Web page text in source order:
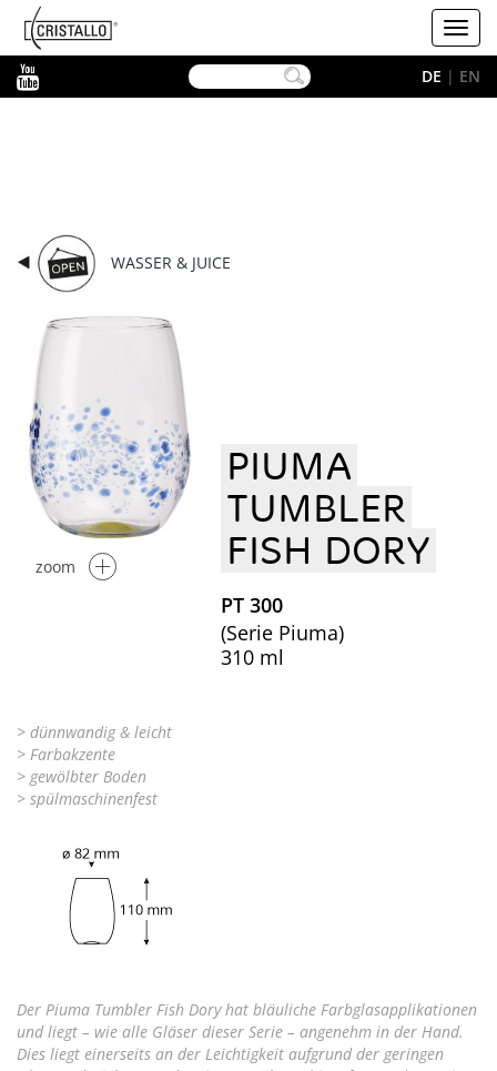
Cristallo
DE | EN
WASSER & JUICE
zoom
PIUMA
TUMBLER
FISH DORY
PT 300
(Serie Piuma)
310 ml
> dünnwandig & leicht
> Farbakzente
> gewölbter Boden
> spülmaschinenfest
Der Piuma Tumbler Fish Dory hat bläuliche Farbglasapplikationen
und liegt – wie alle Gläser dieser Serie – angenehm in der Hand.
Dies liegt einerseits an der Leichtigkeit aufgrund der geringen